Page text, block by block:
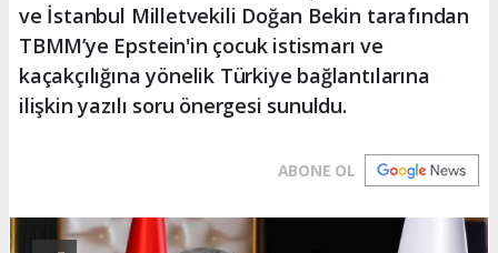
ve İstanbul Milletvekili Doğan Bekin tarafından
TBMM’ye Epstein'in çocuk istismarı ve
kaçakçılığına yönelik Türkiye bağlantılarına
ilişkin yazılı soru önergesi sunuldu.
ABONE OL